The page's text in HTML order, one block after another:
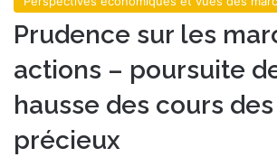
Prudence sur les
actions – poursuite
hausse des cours
précieux